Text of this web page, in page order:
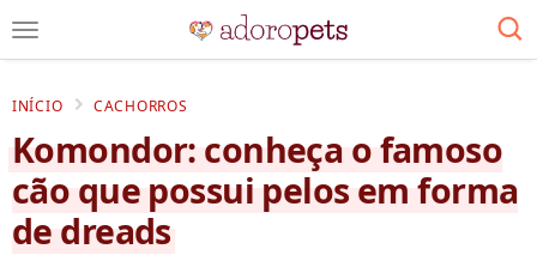
INÍCIO CACHORROS
Komondor: conheça o famoso
cão que possui pelos em forma
de dreads